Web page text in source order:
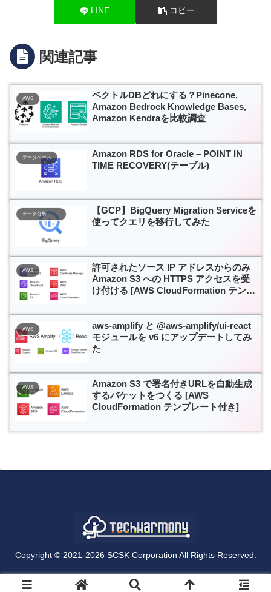
LINE コピー
関連記事
AWS
ベクトルDBどれにする？Pinecone,
Amazon Bedrock Knowledge Bases,
Amazon Kendraを比較調査
データベース
Amazon RDS for Oracle – POINT IN
TIME RECOVERY(テーブル)
データ分析・活用基盤
【GCP】BigQuery Migration Serviceを
使ってクエリを移行してみた
AWS
許可されたソース IP アドレスからのみ
Amazon S3 への HTTPS アクセスを受
け付ける [AWS CloudFormation テンプ
AWS
aws-amplify と @aws-amplify/ui-react
モジュールを v6 にアップデートしてみ
た
AWS
Amazon S3 で署名付きURLを自動生成
するバケットをつくる [AWS
CloudFormation テンプレート付き]
Copyright © 2021-2026 SCSK Corporation All Rights Reserved.